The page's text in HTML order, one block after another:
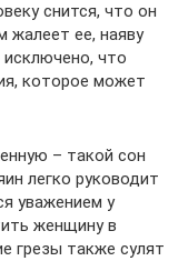
снится, что он
жалеет ее, наяву
что
которое может
– такой сон
легко руководит
уважением у
женщину в
грезы также сулят